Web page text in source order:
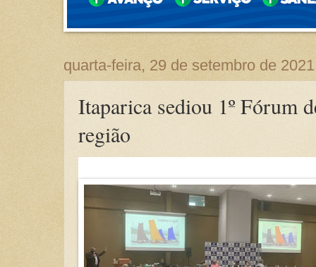
quarta-feira, 29 de setembro de 2021
Itaparica sediou 1º Fórum
região